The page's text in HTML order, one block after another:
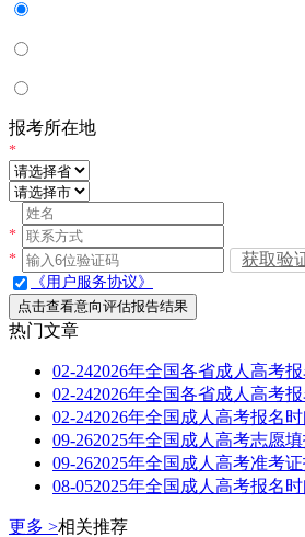
报考所在地
*
*
*
获取验
《用户服务协议》
点击查看意向评估报告结果
热门文章
02-242026年全国各省成人高考
02-242026年全国各省成人高考
02-242026年全国成人高考报名
09-262025年全国成人高考志愿
09-262025年全国成人高考准考
08-052025年全国成人高考报名
更多 >相关推荐